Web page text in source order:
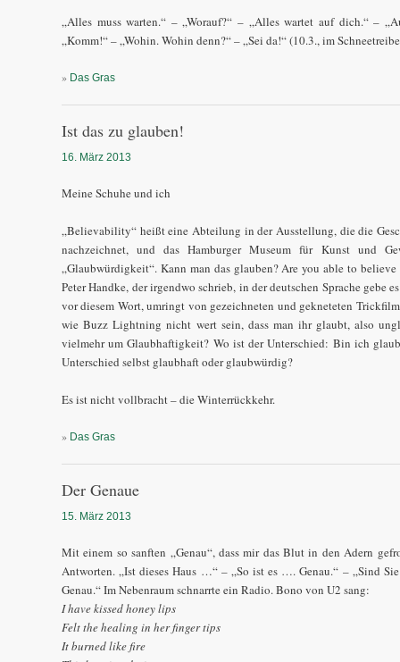
„Alles muss warten.“ – „Worauf?“ – „Alles wartet auf dich.“ –
„Komm!“ – „Wohin. Wohin denn?“ – „Sei da!“ (10.3., im
» Das Gras
Ist das zu glauben!
16. März 2013
Meine Schuhe und ich
„Believability“ heißt eine Abteilung in der Ausstellung, die die
nachzeichnet, und das Hamburger Museum für Kunst und
„Glaubwürdigkeit“. Kann man das glauben? Are you able to
Peter Handke, der irgendwo schrieb, in der deutschen Sprache gebe
vor diesem Wort, umringt von gezeichneten und gekneteten
wie Buzz Lightning nicht wert sein, dass man ihr glaubt, also
vielmehr um Glaubhaftigkeit? Wo ist der Unterschied: Bin ich
Unterschied selbst glaubhaft oder glaubwürdig?
Es ist nicht vollbracht – die Winterrückkehr.
» Das Gras
Der Genaue
15. März 2013
Mit einem so sanften „Genau“, dass mir das Blut in den Adern
Antworten. „Ist dieses Haus …“ – „So ist es …. Genau.“ – „Sind
Genau.“ Im Nebenraum schnarrte ein Radio. Bono von U2 sang:
I have kissed honey lips
Felt the healing in her finger tips
It burned like fire